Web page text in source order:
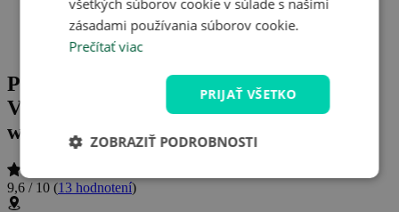
Dovolená ve slovenských horách
Pobyt vo Vysokých Tatrách v Rezorte
Vila Credo s raňajkami a privátnym
wellness (vírivka, sauny) + fľaša vína
9,6 / 10 (13 hodnotení)
všetkých súborov cookie v súlade s našimi
zásadami používania súborov cookie.
Prečítať viac
PRIJAŤ VŠETKO
ZOBRAZIŤ PODROBNOSTI